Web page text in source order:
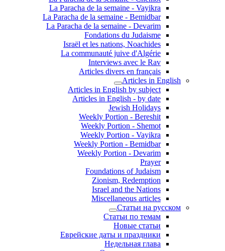
La Paracha de la semaine - Vayikra
La Paracha de la semaine - Bemidbar
La Paracha de la semaine - Devarim
Fondations du Judaisme
Israël et les nations, Noachides
La communauté juive d'Algérie
Interviews avec le Rav
Articles divers en français
Articles in English
Articles in English by subject
Articles in English - by date
Jewish Holidays
Weekly Portion - Bereshit
Weekly Portion - Shemot
Weekly Portion - Vayikra
Weekly Portion - Bemidbar
Weekly Portion - Devarim
Prayer
Foundations of Judaism
Zionism, Redemption
Israel and the Nations
Miscellaneous articles
Статьи на русском
Статьи по темам
Новые статьи
Еврейские даты и праздники
Недельная глава